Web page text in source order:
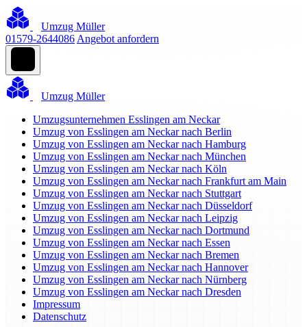
Umzug Müller
01579-2644086 Angebot anfordern
Umzug Müller
Umzugsunternehmen Esslingen am Neckar
Umzug von Esslingen am Neckar nach Berlin
Umzug von Esslingen am Neckar nach Hamburg
Umzug von Esslingen am Neckar nach München
Umzug von Esslingen am Neckar nach Köln
Umzug von Esslingen am Neckar nach Frankfurt am Main
Umzug von Esslingen am Neckar nach Stuttgart
Umzug von Esslingen am Neckar nach Düsseldorf
Umzug von Esslingen am Neckar nach Leipzig
Umzug von Esslingen am Neckar nach Dortmund
Umzug von Esslingen am Neckar nach Essen
Umzug von Esslingen am Neckar nach Bremen
Umzug von Esslingen am Neckar nach Hannover
Umzug von Esslingen am Neckar nach Nürnberg
Umzug von Esslingen am Neckar nach Dresden
Impressum
Datenschutz